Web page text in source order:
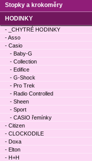
Stopky a krokoměry
HODINKY
- _CHYTRÉ HODINKY
- Asso
- Casio
- Baby-G
- Collection
- Edifice
- G-Shock
- Pro Trek
- Radio Controlled
- Sheen
- Sport
- CASIO řemínky
- Citizen
- CLOCKODILE
- Doxa
- Elton
- H+H